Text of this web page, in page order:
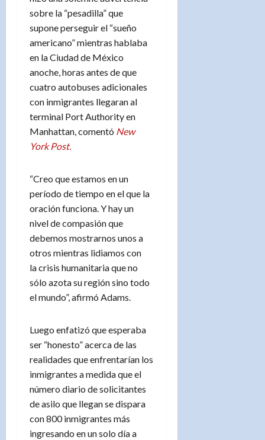
sobre la “pesadilla” que
supone perseguir el “sueño
americano” mientras hablaba
en la Ciudad de México
anoche, horas antes de que
cuatro autobuses adicionales
con inmigrantes llegaran al
terminal Port Authority en
Manhattan, comentó New
York Post.
“Creo que estamos en un
período de tiempo en el que la
oración funciona. Y hay un
nivel de compasión que
debemos mostrarnos unos a
otros mientras lidiamos con
la crisis humanitaria que no
sólo azota su región sino todo
el mundo”, afirmó Adams.
Luego enfatizó que esperaba
ser “honesto” acerca de las
realidades que enfrentarían los
inmigrantes a medida que el
número diario de solicitantes
de asilo que llegan se dispara
con 800 inmigrantes más
ingresando en un solo día a